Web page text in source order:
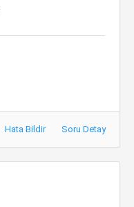
Hata Bildir Soru Detay